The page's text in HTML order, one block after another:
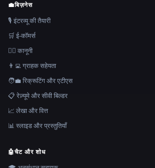
💼बिज़नेस
🎙️ इंटरव्यू की तैयारी
🛒 ई-कॉमर्स
👩‍⚖️ कानूनी
👨‍💻 ग्राहक सहेयता
🧑‍💼 रिक्रूटिंग और एटीएस
📋 रेज़्यूमे और सीवी बिल्डर
📈 लेखा और वित्त
📊 स्लाइड और प्रस्तुतियाँ
🤖चैट और शोध